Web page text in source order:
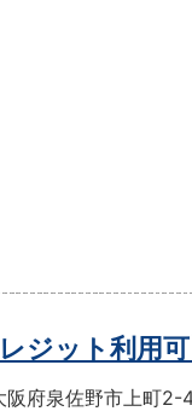
レジット利用
阪府泉佐野市上町2-